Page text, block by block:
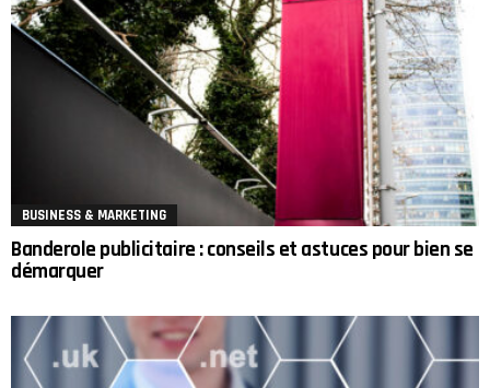
BUSINESS & MARKETING
Banderole publicitaire : conseils et astuces pour bien se
démarquer